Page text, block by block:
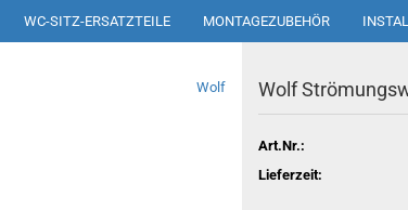
WC-SITZ-ERSATZTEILE MONTAGEZUBEHÖR
Wolf Wolf
Art.Nr.:
Lieferzeit: